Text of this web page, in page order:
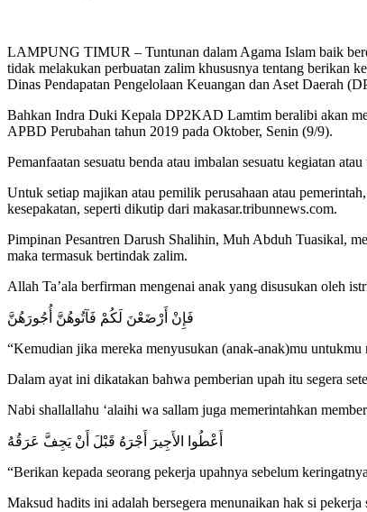
LAMPUNG TIMUR – Tuntunan dalam Agama Islam baik
tidak melakukan perbuatan zalim khususnya tentang berikan
Dinas Pendapatan Pengelolaan Keuangan dan Aset Daerah
Bahkan Indra Duki Kepala DP2KAD Lamtim beralibi akan
APBD Perubahan tahun 2019 pada Oktober, Senin (9/9).
Pemanfaatan sesuatu benda atau imbalan sesuatu kegiatan
Untuk setiap majikan atau pemilik perusahaan atau
kesepakatan, seperti dikutip dari makasar.tribunnews.com.
Pimpinan Pesantren Darush Shalihin, Muh Abduh Tuasikal,
maka termasuk bertindak zalim.
Allah Ta’ala berfirman mengenai anak yang disusukan oleh
فَإِنْ أَرْضَعْنَ لَكُمْ فَآتُوهُنَّ أُجُورَهُنَّ
“Kemudian jika mereka menyusukan (anak-anak)mu
Dalam ayat ini dikatakan bahwa pemberian upah itu segera
Nabi shallallahu ‘alaihi wa sallam juga memerintahkan
أَعْطُوا الأَجِيرَ أَجْرَهُ قَبْلَ أَنْ يَجِفَّ عَرَقُهُ
“Berikan kepada seorang pekerja upahnya sebelum
Maksud hadits ini adalah bersegera menunaikan hak si